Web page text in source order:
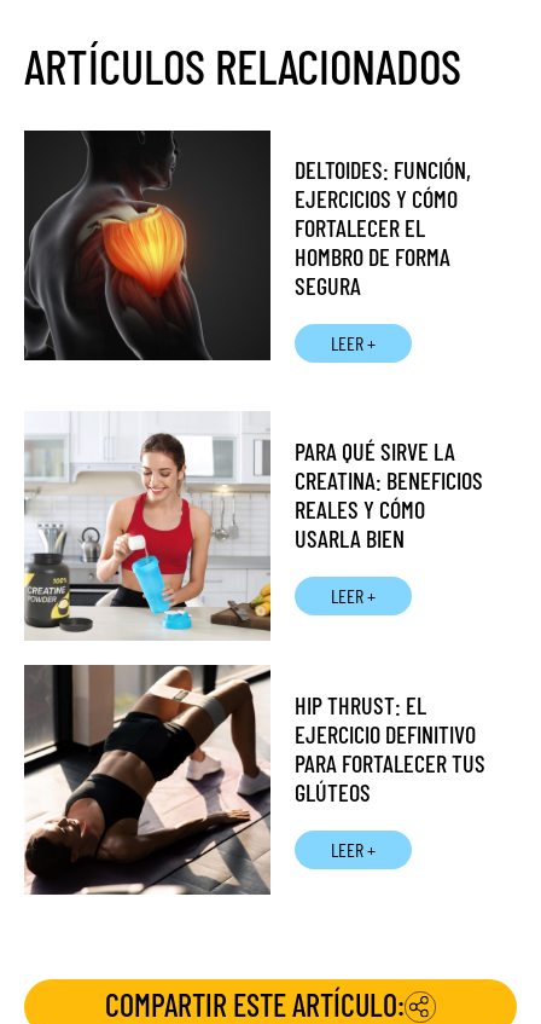
ARTÍCULOS RELACIONADOS
DELTOIDES: FUNCIÓN,
EJERCICIOS Y CÓMO
FORTALECER EL
HOMBRO DE FORMA
SEGURA
LEER +
PARA QUÉ SIRVE LA
CREATINA: BENEFICIOS
REALES Y CÓMO
USARLA BIEN
LEER +
HIP THRUST: EL
EJERCICIO DEFINITIVO
PARA FORTALECER TUS
GLÚTEOS
LEER +
COMPARTIR ESTE ARTÍCULO: